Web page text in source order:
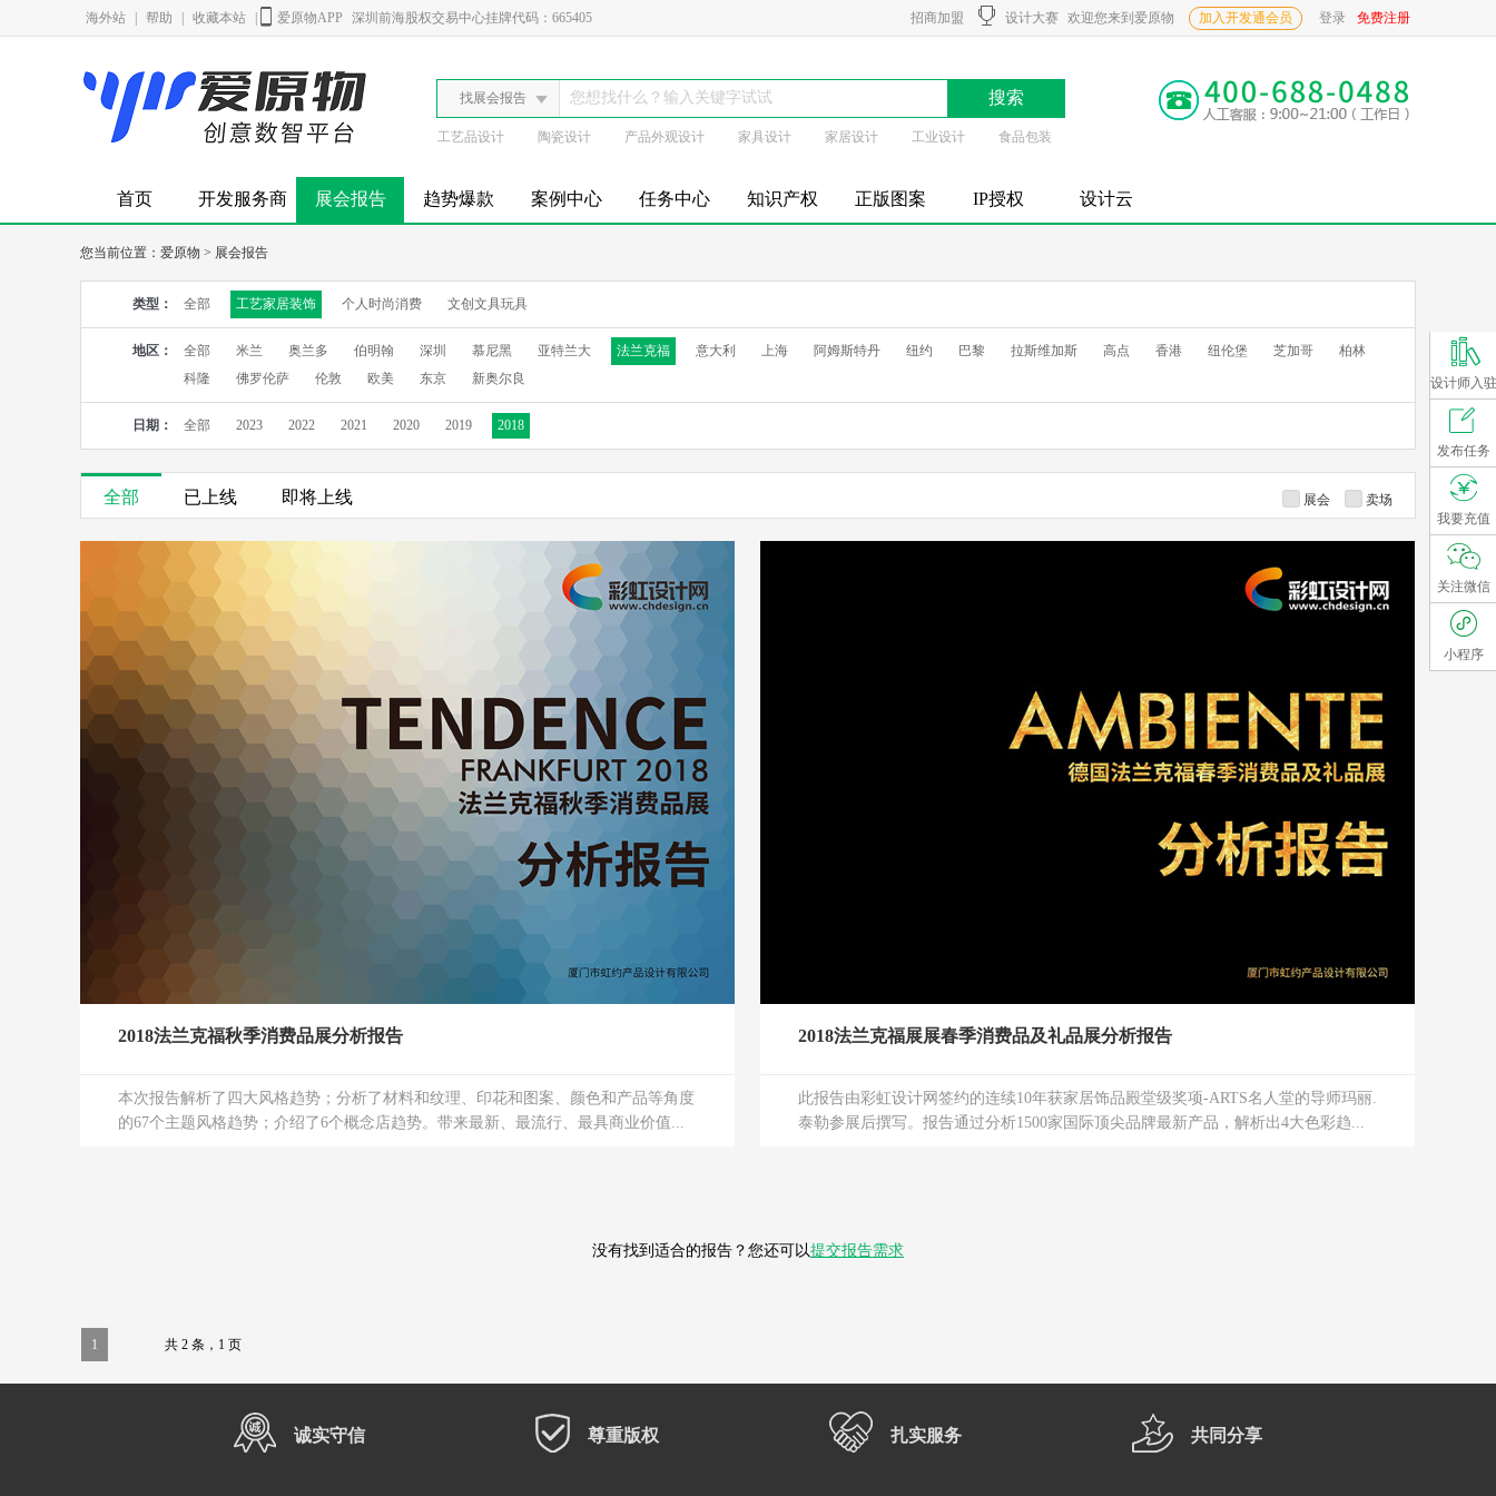
海外站 帮助 收藏本站 爱原物APP 深圳前海股权交易中心挂牌代码：665405 招商加盟 设计大赛 欢迎您来到爱原物 加入开发通会员 免费注册
登录
找展会报告
工艺品设计 陶瓷设计 产品外观设计 家具设计 家居设计 工业设计 食品包装
首页 开发服务商 展会报告 趋势爆款 案例中心 任务中心 知识产权 正版图案 IP授权 设计云
您当前位置： 爱原物 > 展会报告
类型： 全部 工艺家居装饰 个人时尚消费 文创文具玩具
地区： 全部 米兰 奥兰多 伯明翰 深圳 慕尼黑 亚特兰大 法兰克福 意大利 上海 阿姆斯特丹 纽约 巴黎 拉斯维加斯 高点 香港 纽伦堡 芝加哥
柏林
科隆
佛罗伦萨 伦敦 欧美 东京 新奥尔良
日期： 全部 2023 2022 2021 2020 2019 2018
全部 已上线 即将上线 展会 卖场
2018法兰克福秋季消费品展分析报告
本次报告解析了四大风格趋势；分析了材料和纹理、印花和图案、颜色和产品等角度
的67个主题风格趋势；介绍了6个概念店趋势。带来最新、最流行、最具商业价值...
2018法兰克福展展春季消费品及礼品展分析报告
此报告由彩虹设计网签约的连续10年获家居饰品殿堂级奖项-ARTS名人堂的导师玛丽.
泰勒参展后撰写。报告通过分析1500家国际顶尖品牌最新产品，解析出4大色彩趋...
没有找到适合的报告？您还可以提交报告需求
1 共 2 条，1 页
诚实守信 尊重版权 扎实服务 共同分享
设计师入驻
发布任务
我要充值
关注微信
小程序